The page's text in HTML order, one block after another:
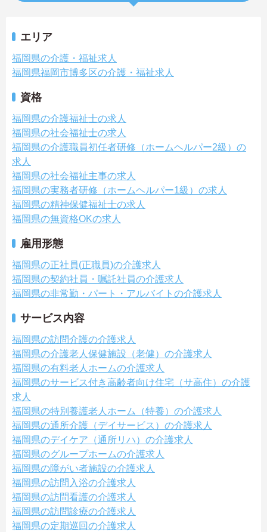
エリア
福岡県の介護・福祉求人
福岡県福岡市博多区の介護・福祉求人
資格
福岡県の介護福祉士の求人
福岡県の社会福祉士の求人
福岡県の介護職員初任者研修（ホームヘルパー2級）の
求人
福岡県の社会福祉主事の求人
福岡県の実務者研修（ホームヘルパー1級）の求人
福岡県の精神保健福祉士の求人
福岡県の無資格OKの求人
雇用形態
福岡県の正社員(正職員)の介護求人
福岡県の契約社員・嘱託社員の介護求人
福岡県の非常勤・パート・アルバイトの介護求人
サービス内容
福岡県の訪問介護の介護求人
福岡県の介護老人保健施設（老健）の介護求人
福岡県の有料老人ホームの介護求人
福岡県のサービス付き高齢者向け住宅（サ高住）の介護
求人
福岡県の特別養護老人ホーム（特養）の介護求人
福岡県の通所介護（デイサービス）の介護求人
福岡県のデイケア（通所リハ）の介護求人
福岡県のグループホームの介護求人
福岡県の障がい者施設の介護求人
福岡県の訪問入浴の介護求人
福岡県の訪問看護の介護求人
福岡県の訪問診療の介護求人
福岡県の定期巡回の介護求人